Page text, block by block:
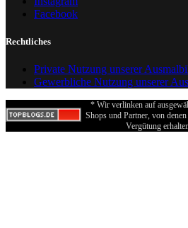
Facebook
Rechtliches
Private Nutzung unserer
Gewerbliche Nutzung unserer
* Wir verlinken auf
Shops und Partner, von
Vergütung